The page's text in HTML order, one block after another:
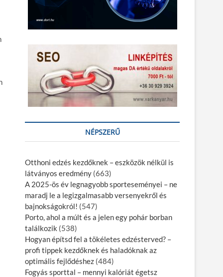
NÉPSZERŰ
Otthoni edzés kezdőknek – eszközök nélkül is
látványos eredmény (663)
A 2025-ös év legnagyobb sporteseményei – ne
maradj le a legizgalmasabb versenyekről és
bajnokságokról! (547)
Porto, ahol a múlt és a jelen egy pohár borban
találkozik (538)
Hogyan építsd fel a tökéletes edzésterved? –
profi tippek kezdőknek és haladóknak az
optimális fejlődéshez (484)
Fogyás sporttal – mennyi kalóriát égetsz